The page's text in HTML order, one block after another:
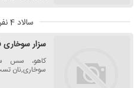
سالاد 4 نفره |
سزار سوخاری
سوخاری,نان